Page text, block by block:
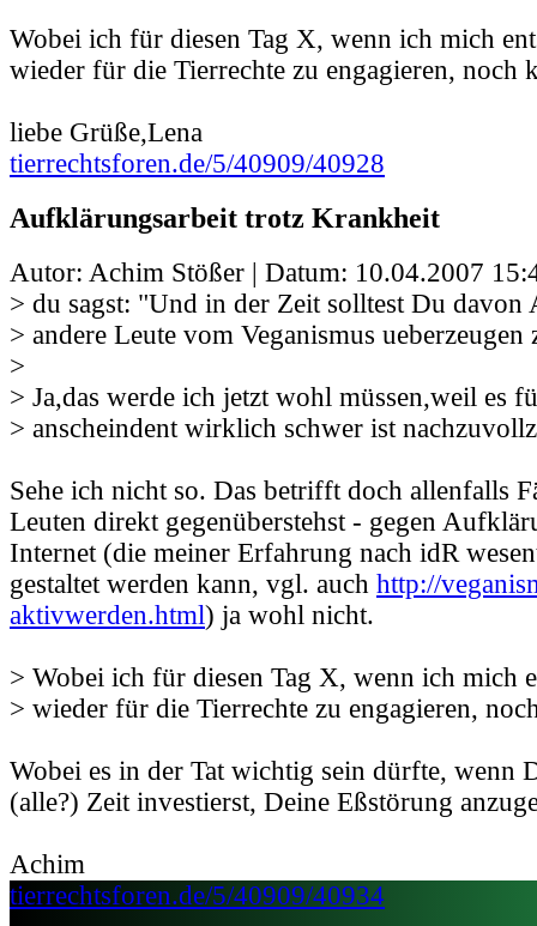
Wobei ich für diesen Tag X, wenn ich mich
wieder für die Tierrechte zu engagieren, noch
liebe Grüße,Lena
tierrechtsforen.de/5/40909/40928
Aufklärungsarbeit trotz Krankheit
Autor: Achim Stößer | Datum: 10.04.2007
> du sagst: "Und in der Zeit solltest Du davon
> andere Leute vom Veganismus
>
> Ja,das werde ich jetzt wohl müssen,weil es
> anscheindent wirklich schwer ist
Sehe ich nicht so. Das betrifft doch allenfalls
Leuten direkt gegenüberstehst - gegen
Internet (die meiner Erfahrung nach idR
gestaltet werden kann, vgl. auch http://
aktivwerden.html) ja wohl nicht.
> Wobei ich für diesen Tag X, wenn ich mich
> wieder für die Tierrechte zu engagieren,
Wobei es in der Tat wichtig sein dürfte, wenn
(alle?) Zeit investierst, Deine Eßstörung
Achim
tierrechtsforen.de/5/40909/40934